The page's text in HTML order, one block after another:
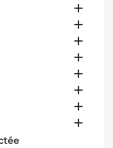







